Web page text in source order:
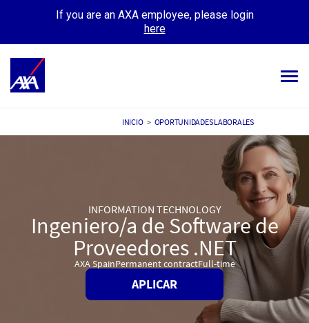
If you are an AXA employee, please login
here
CONOCE A NUESTRA GENTE
MIS APLICACIONES MI PERFIL
INICIO > OPORTUNIDADES LABORALES
INFORMATION TECHNOLOGY
Ingeniero/a de Software de
Proveedores .NET
AXA SpainPermanent contractFull-time
APLICAR